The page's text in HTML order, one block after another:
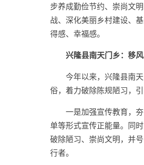
步养成勤俭节约、崇尚文
战、深化美丽乡村建设、
得感、幸福感。
兴隆县南天门乡：移
今年以来，兴隆县南
俗，着力破除陈规陋习，
一是加强宣传教育，
单等形式宣传正能量。同
破除陋习、崇尚文明，并
行者。